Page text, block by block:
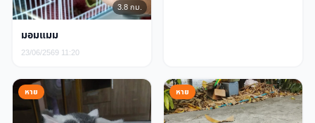
3.8 กม.
มอมแมม
23/06/2569 11:20
หาย หาย